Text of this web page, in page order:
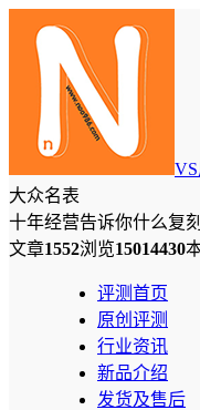
大众名表
十年经营告诉你什么复
文章1552浏览15014430
评测首页
原创评测
行业资讯
新品介绍
发货及售后